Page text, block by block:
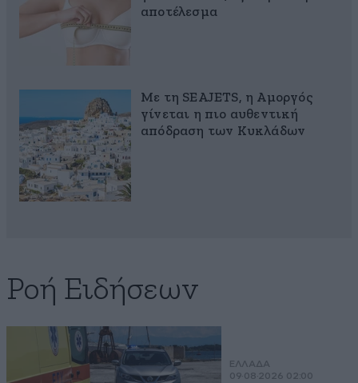
αποτέλεσμα
Με τη SEAJETS, η Αμοργός
γίνεται η πιο αυθεντική
απόδραση των Κυκλάδων
Ροή Ειδήσεων
ΕΛΛΑΔΑ
09·08·2026 02:00